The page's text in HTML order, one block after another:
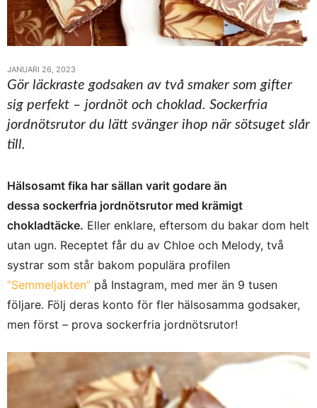
JANUARI 26, 2023
Gör läckraste godsaken av två smaker som gifter
sig perfekt – jordnöt och choklad. Sockerfria
jordnötsrutor du lätt svänger ihop när sötsuget slår
till.
Hälsosamt fika har sällan varit godare än
dessa sockerfria jordnötsrutor med krämigt
chokladtäcke. Eller enklare, eftersom du bakar dom helt
utan ugn. Receptet får du av Chloe och Melody, två
systrar som står bakom populära profilen
”Semmeljakten” på Instagram, med mer än 9 tusen
följare. Följ deras konto för fler hälsosamma godsaker,
men först – prova sockerfria jordnötsrutor!